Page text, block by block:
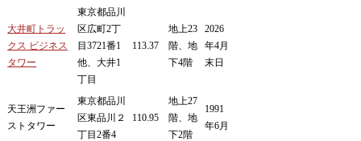
大井町トラッ
クス ビジネス
タワー
東京都品川
区広町2丁
目3721番1
他、大井1
丁目
113.37
地上23
階、地
下4階
2026
年4月
末日
天王洲ファー
ストタワー
東京都品川
区東品川２
丁目2番4
110.95
地上27
階、地
下2階
1991
年6月